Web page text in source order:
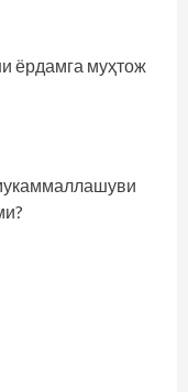
ёрдамга муҳтож